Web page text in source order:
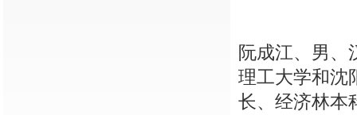
阮成江、男、
理工大学和沈
长、经济林本